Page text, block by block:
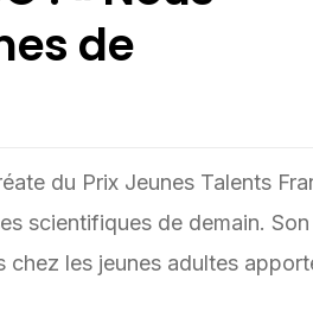
de
du Prix Jeunes Talents
scientifiques de demain.
les jeunes adultes